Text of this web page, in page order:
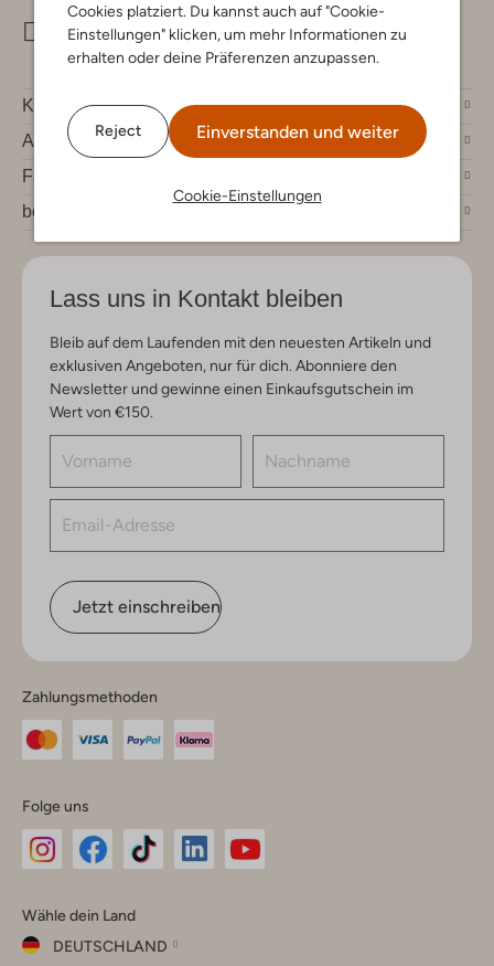
Cookies platziert. Du kannst auch auf "Cookie-
Einstellungen" klicken, um mehr Informationen zu
erhalten oder deine Präferenzen anzupassen.
Reject Einverstanden und weiter
Cookie-Einstellungen
info@omoda.de
Kundenservice
Account
Fashion News
bei Omoda
Lass uns in Kontakt bleiben
Bleib auf dem Laufenden mit den neuesten Artikeln und
exklusiven Angeboten, nur für dich. Abonniere den
Newsletter und gewinne einen Einkaufsgutschein im
Wert von €150.
Jetzt einschreiben
Zahlungsmethoden
Folge uns
Instagram
Facebook
TikTok
Wähle dein Land
DEUTSCHLAND